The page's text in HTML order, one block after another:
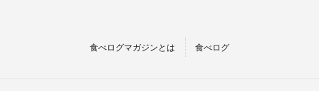
食べログマガジンとは 食べログ